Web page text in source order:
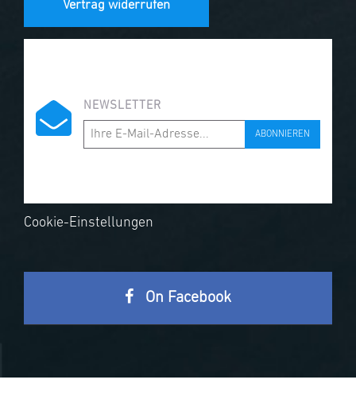
Vertrag widerrufen
NEWSLETTER
ABONNIEREN
Cookie-Einstellungen
On Facebook